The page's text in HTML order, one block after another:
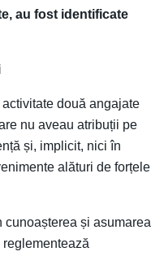
au fost identificate
două angajate
nu aveau atribuții pe
și, implicit, nici în
alături de forțele
cunoașterea și asumarea